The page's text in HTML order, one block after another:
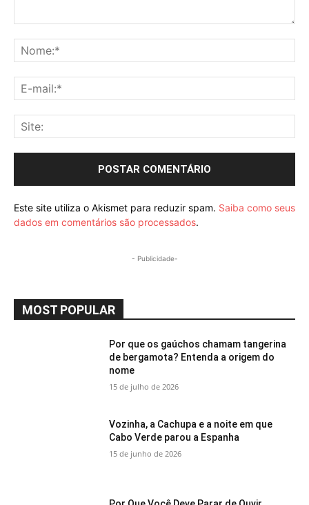
Este site utiliza o Akismet para reduzir spam. Saiba como seus
dados em comentários são processados.
- Publicidade-
MOST POPULAR
Por que os gaúchos chamam tangerina
de bergamota? Entenda a origem do
nome
15 de julho de 2026
Vozinha, a Cachupa e a noite em que
Cabo Verde parou a Espanha
15 de junho de 2026